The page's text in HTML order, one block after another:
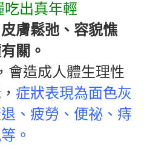
吃出真年輕
膚鬆弛、容貌憔
關。
會造成人體生理性
症狀表現為面色灰
、疲勞、便祕、痔
。